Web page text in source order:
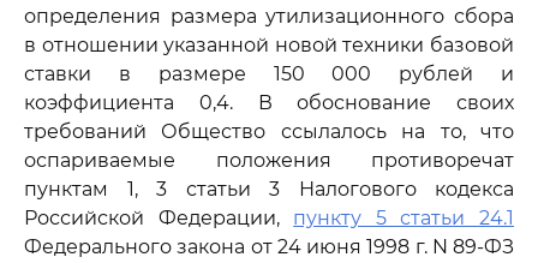
определения размера утилизационного сбора
в отношении указанной новой техники базовой
ставки в размере 150 000 рублей и
коэффициента 0,4. В обоснование своих
требований Общество ссылалось на то, что
оспариваемые положения противоречат
пунктам 1, 3 статьи 3 Налогового кодекса
Российской Федерации, пункту 5 статьи 24.1
Федерального закона от 24 июня 1998 г. N 89-ФЗ